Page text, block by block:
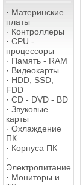
· Материнские
платы
· Контроллеры
· CPU -
процессоры
· Память - RAM
· Видеокарты
· HDD, SSD,
FDD
· CD - DVD - BD
· Звуковые
карты
· Охлаждение
ПК
· Корпуса ПК
·
Электропитание
· Мониторы и